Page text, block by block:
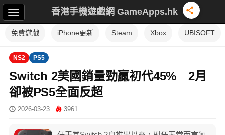
香港手機遊戲網 GameApps.hk
免費遊戲 iPhone更新 Steam Xbox UBISOFT
NS2 PS5
Switch 2美國銷量勁贏初代45% 2月
卻被PS5全面反超
2026-03-23 3961